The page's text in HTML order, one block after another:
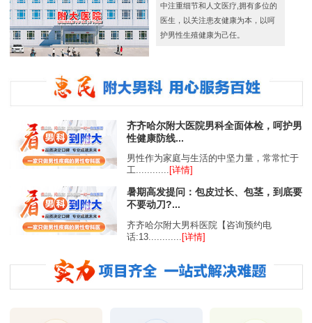
中注重细节和人文医疗,拥有多位的
医生，以关注患友健康为本，以呵
护男性生殖健康为己任。
齐齐哈尔附大医院男科全面体检，呵护男
性健康防线...
男性作为家庭与生活的中坚力量，常常忙于
工............ [详情]
暑期高发提问：包皮过长、包茎，到底要
不要动刀?...
齐齐哈尔附大男科医院【咨询预约电
话:13............
[详情]